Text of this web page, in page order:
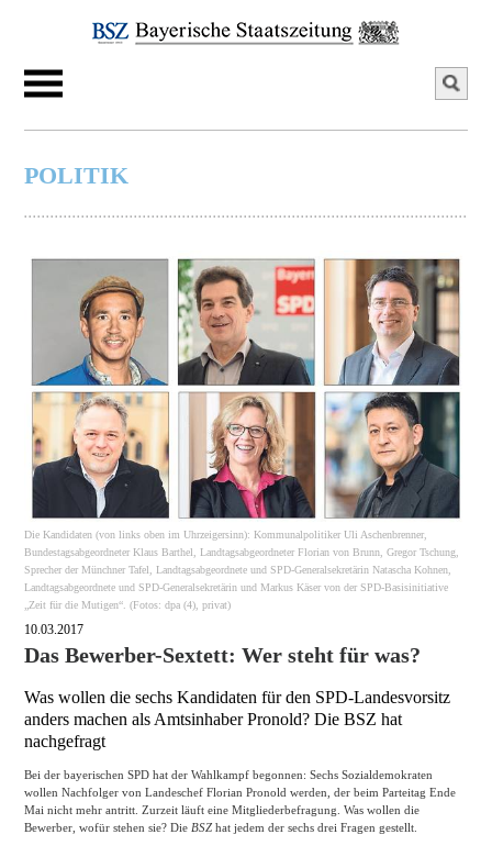
POLITIK
Die Kandidaten (von links oben im Uhrzeigersinn): Kommunalpolitiker Uli Aschenbrenner,
Bundestagsabgeordneter Klaus Barthel, Landtagsabgeordneter Florian von Brunn, Gregor Tschung,
Sprecher der Münchner Tafel, Landtagsabgeordnete und SPD-Generalsekretärin Natascha Kohnen,
Landtagsabgeordnete und SPD-Generalsekretärin und Markus Käser von der SPD-Basisinitiative
„Zeit für die Mutigen“. (Fotos: dpa (4), privat)
10.03.2017
Das Bewerber-Sextett: Wer steht für was?
Was wollen die sechs Kandidaten für den SPD-Landesvorsitz
anders machen als Amtsinhaber Pronold? Die BSZ hat
nachgefragt
Bei der bayerischen SPD hat der Wahlkampf begonnen: Sechs Sozialdemokraten
wollen Nachfolger von Landeschef Florian Pronold werden, der beim Parteitag Ende
Mai nicht mehr antritt. Zurzeit läuft eine Mitgliederbefragung. Was wollen die
Bewerber, wofür stehen sie? Die BSZ hat jedem der sechs drei Fragen gestellt.